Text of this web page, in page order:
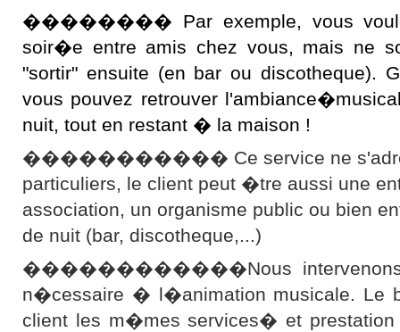
�������� Par exemple, vous
soir�e entre amis chez vous, mais ne
"sortir" ensuite (en bar ou discotheque).
vous pouvez retrouver
nuit, tout en restant � la maison !
����������� Ce service ne
particuliers, le client peut �tre aussi une
association, un organisme public ou bien
de nuit (bar, discotheque,...)
������������Nous intervenons
n�cessaire � l�animation musicale. Le
client les m�mes services� et